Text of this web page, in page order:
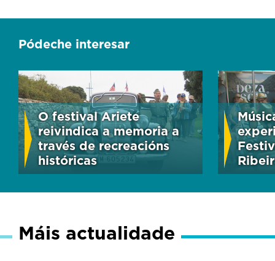
Pódeche interesar
O festival Ariete
reivindica a memoria a
través de recreacións
históricas
Máis actualidade